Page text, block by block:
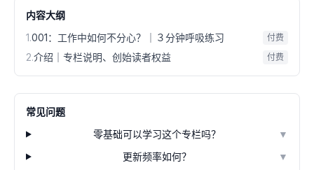
内容大纲
1.001：工作中如何不分心？｜３分钟呼吸练习 付费
2.介绍｜专栏说明、创始读者权益 付费
常见问题
零基础可以学习这个专栏吗？
▼
更新频率如何？
▼